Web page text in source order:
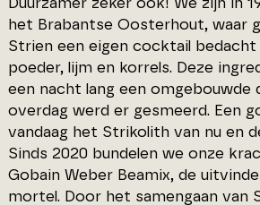
Duurzamer zeker ook! We zijn in
het Brabantse Oosterhout, waar
Strien een eigen cocktail bedacht
poeder, lijm en korrels. Deze
een nacht lang een omgebouwde
overdag werd er gesmeerd. Een
vandaag het Strikolith van nu en
Sinds 2020 bundelen we onze
Gobain Weber Beamix, de
mortel. Door het samengaan van